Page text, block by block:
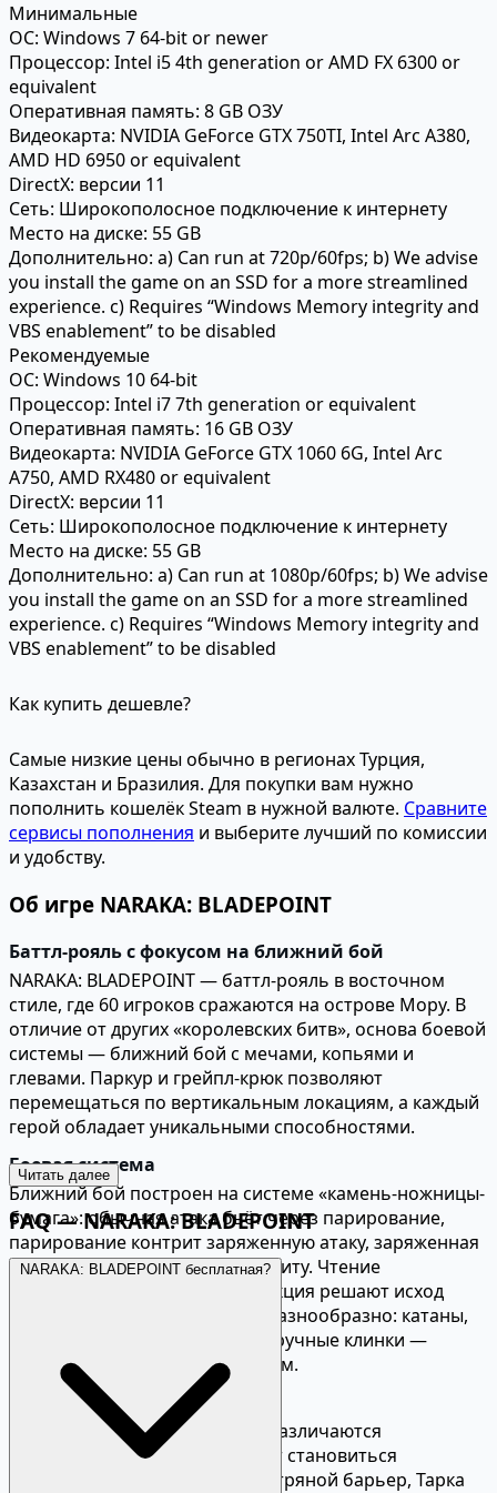
Минимальные
ОС: Windows 7 64-bit or newer
Процессор: Intel i5 4th generation or AMD FX 6300 or
equivalent
Оперативная память: 8 GB ОЗУ
Видеокарта: NVIDIA GeForce GTX 750TI, Intel Arc A380,
AMD HD 6950 or equivalent
DirectX: версии 11
Сеть: Широкополосное подключение к интернету
Место на диске: 55 GB
Дополнительно: a) Can run at 720p/60fps; b) We advise
you install the game on an SSD for a more streamlined
experience. c) Requires “Windows Memory integrity and
VBS enablement” to be disabled
Рекомендуемые
ОС: Windows 10 64-bit
Процессор: Intel i7 7th generation or equivalent
Оперативная память: 16 GB ОЗУ
Видеокарта: NVIDIA GeForce GTX 1060 6G, Intel Arc
A750, AMD RX480 or equivalent
DirectX: версии 11
Сеть: Широкополосное подключение к интернету
Место на диске: 55 GB
Дополнительно: a) Can run at 1080p/60fps; b) We advise
you install the game on an SSD for a more streamlined
experience. c) Requires “Windows Memory integrity and
VBS enablement” to be disabled
Как купить дешевле?
Самые низкие цены обычно в регионах Турция,
Казахстан и Бразилия. Для покупки вам нужно
пополнить кошелёк Steam в нужной валюте. Сравните
сервисы пополнения и выберите лучший по комиссии
и удобству.
Об игре NARAKA: BLADEPOINT
Баттл-рояль с фокусом на ближний бой
NARAKA: BLADEPOINT — баттл-рояль в восточном
стиле, где 60 игроков сражаются на острове Мору. В
отличие от других «королевских битв», основа боевой
системы — ближний бой с мечами, копьями и
глевами. Паркур и грейпл-крюк позволяют
перемещаться по вертикальным локациям, а каждый
герой обладает уникальными способностями.
Боевая система
Ближний бой построен на системе «камень-ножницы-
бумага»: обычная атака бьёт через парирование,
парирование контрит заряженную атаку, заряженная
атака пробивает обычную защиту. Чтение
противника и правильная реакция решают исход
дуэли. Оружие ближнего боя разнообразно: катаны,
полуторные мечи, посохи, двуручные клинки —
каждый тип со своим муврсетом.
Герои и способности
Десятки играбельных героев различаются
способностями. Матари может становиться
невидимой, Темулч создаёт ветряной барьер, Тарка
Читать далее
FAQ — NARAKA: BLADEPOINT
NARAKA: BLADEPOINT бесплатная?